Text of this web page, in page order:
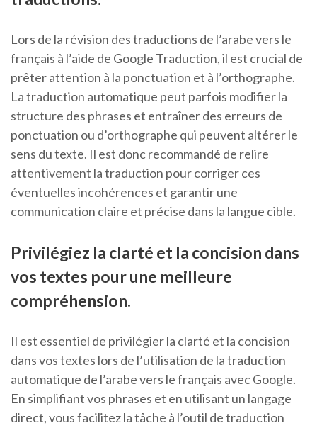
Lors de la révision des traductions de l’arabe vers le
français à l’aide de Google Traduction, il est crucial de
prêter attention à la ponctuation et à l’orthographe.
La traduction automatique peut parfois modifier la
structure des phrases et entraîner des erreurs de
ponctuation ou d’orthographe qui peuvent altérer le
sens du texte. Il est donc recommandé de relire
attentivement la traduction pour corriger ces
éventuelles incohérences et garantir une
communication claire et précise dans la langue cible.
Privilégiez la clarté et la concision dans
vos textes pour une meilleure
compréhension.
Il est essentiel de privilégier la clarté et la concision
dans vos textes lors de l’utilisation de la traduction
automatique de l’arabe vers le français avec Google.
En simplifiant vos phrases et en utilisant un langage
direct, vous facilitez la tâche à l’outil de traduction